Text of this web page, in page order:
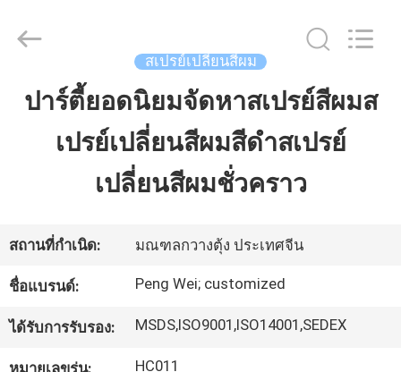
บ้าน
ผลิตภัณฑ์
วิดีโอ
Rights
Reserved.
สเปรย์เปลี่ยนสีผม
ปาร์ตี้ยอดนิยมจัดหาสเปรย์สีผมส
เปรย์เปลี่ยนสีผมสีดำสเปรย์
เปลี่ยนสีผมชั่วคราว
สถานที่กำเนิด: มณฑลกวางตุ้ง ประเทศจีน
ชื่อแบรนด์: Peng Wei; customized
ได้รับการรับรอง: MSDS,ISO9001,ISO14001,SEDEX
HC011